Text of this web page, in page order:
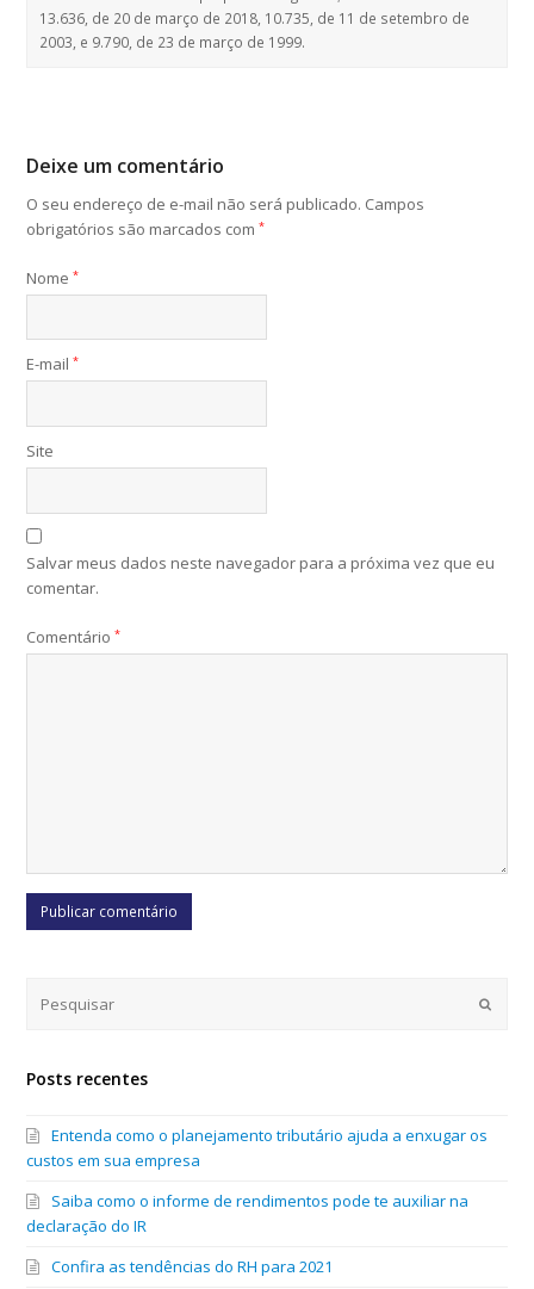
13.636, de 20 de março de 2018, 10.735, de 11 de setembro de
2003, e 9.790, de 23 de março de 1999.
Deixe um comentário
O seu endereço de e-mail não será publicado. Campos
obrigatórios são marcados com*
Nome*
E-mail*
Site
Salvar meus dados neste navegador para a próxima vez que eu
comentar.
Comentário*
Submit
Posts recentes
Entenda como o planejamento tributário ajuda a enxugar os
custos em sua empresa
Saiba como o informe de rendimentos pode te auxiliar na
declaração do IR
Confira as tendências do RH para 2021